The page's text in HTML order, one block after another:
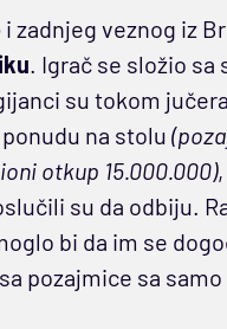
i zadnjeg veznog iz
. Igrač se složio sa
su tokom
na stolu
otkup 15.000.000)
su da odbiju.
bi da im se
pozajmice sa samo